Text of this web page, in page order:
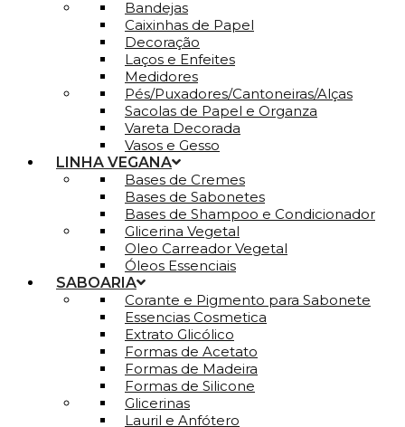
Bandejas
Caixinhas de Papel
Decoração
Laços e Enfeites
Medidores
Pés/Puxadores/Cantoneiras/Alças
Sacolas de Papel e Organza
Vareta Decorada
Vasos e Gesso
LINHA VEGANA
Bases de Cremes
Bases de Sabonetes
Bases de Shampoo e Condicionador
Glicerina Vegetal
Oleo Carreador Vegetal
Óleos Essenciais
SABOARIA
Corante e Pigmento para Sabonete
Essencias Cosmetica
Extrato Glicólico
Formas de Acetato
Formas de Madeira
Formas de Silicone
Glicerinas
Lauril e Anfótero